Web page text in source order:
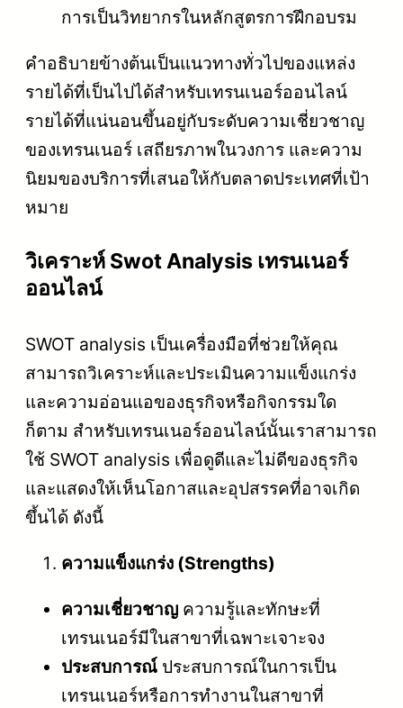
การเป็นวิทยากรในหลักสูตรการฝึกอบรม
คำอธิบายข้างต้นเป็นแนวทางทั่วไปของแหล่ง
รายได้ที่เป็นไปได้สำหรับเทรนเนอร์ออนไลน์
รายได้ที่แน่นอนขึ้นอยู่กับระดับความเชี่ยวชาญ
ของเทรนเนอร์ เสถียรภาพในวงการ และความ
นิยมของบริการที่เสนอให้กับตลาดประเทศที่เป้า
หมาย
วิเคราะห์ Swot Analysis เทรนเนอร์
ออนไลน์
SWOT analysis เป็นเครื่องมือที่ช่วยให้คุณ
สามารถวิเคราะห์และประเมินความแข็งแกร่ง
และความอ่อนแอของธุรกิจหรือกิจกรรมใด
ก็ตาม สำหรับเทรนเนอร์ออนไลน์นั้นเราสามารถ
ใช้ SWOT analysis เพื่อดูดีและไม่ดีของธุรกิจ
และแสดงให้เห็นโอกาสและอุปสรรคที่อาจเกิด
ขึ้นได้ ดังนี้
ความแข็งแกร่ง (Strengths)
ความเชี่ยวชาญ ความรู้และทักษะที่
เทรนเนอร์มีในสาขาที่เฉพาะเจาะจง
ประสบการณ์ ประสบการณ์ในการเป็น
เทรนเนอร์หรือการทำงานในสาขาที่